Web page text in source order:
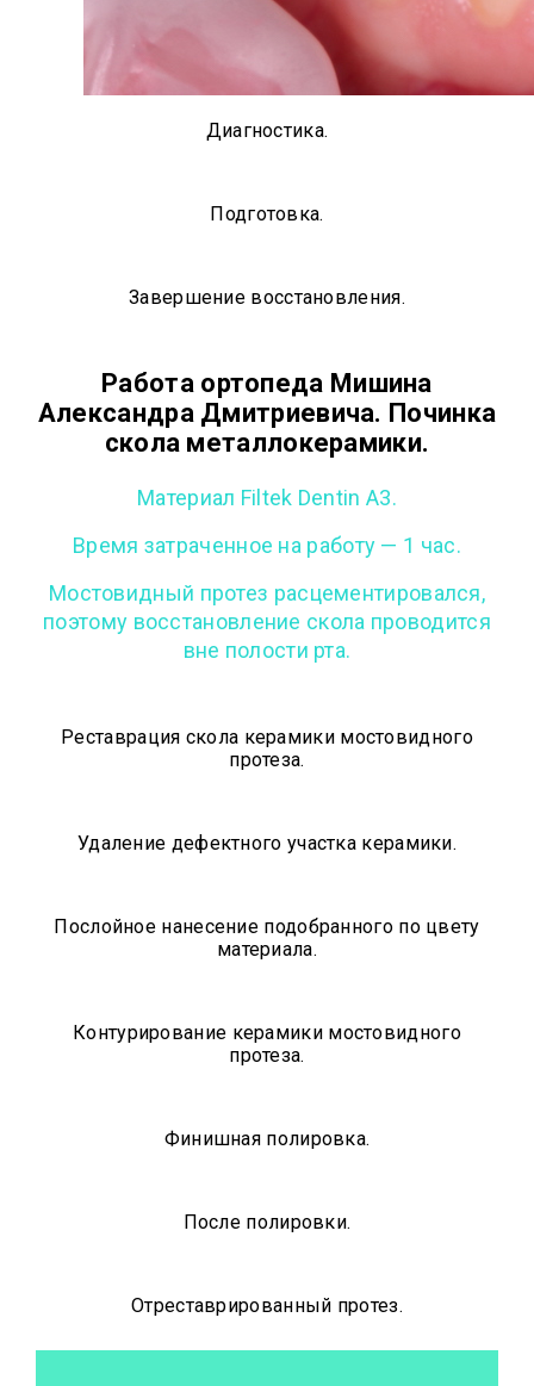
Диагностика.
Подготовка.
Завершение восстановления.
Работа ортопеда Мишина
Александра Дмитриевича. Починка
скола металлокерамики.
Материал Filtek Dentin A3.
Время затраченное на работу — 1 час.
Мостовидный протез расцементировался,
поэтому восстановление скола проводится
вне полости рта.
Реставрация скола керамики мостовидного
протеза.
Удаление дефектного участка керамики.
Послойное нанесение подобранного по цвету
материала.
Контурирование керамики мостовидного
протеза.
Финишная полировка.
После полировки.
Отреставрированный протез.